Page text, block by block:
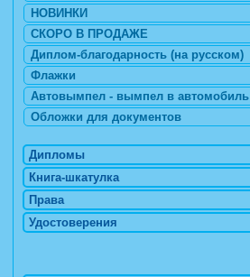
НОВИНКИ
СКОРО В ПРОДАЖЕ
Диплом-благодарность (на русском)
Флажки
Автовымпел - вымпел в автомобиль
Обложки для документов
Дипломы
Книга-шкатулка
Права
Удостоверения